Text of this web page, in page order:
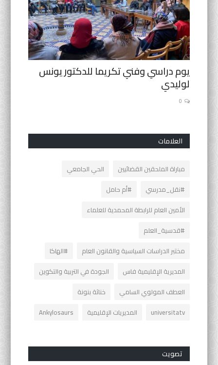
يوم دراسي وفني تكريما للدكتور يونس
لوليدي
0
العلامات
مباراة الملحقين القضائيين
الحي الجامعي
#نقل_مدرسي
#أم حامل
الأمين العام للرابطة المحمدية للعلماء
#قدسية_العلم
مختبر الدراسات السياسية والقانون العام
#الهاكا
المديرية الإقليمية فاس
الجودة في التربية والتكوين
العطف المولوي السامي
خناثة بنونة
universitatv
المديريات الإقليمية Ankylosaurs
تصويت